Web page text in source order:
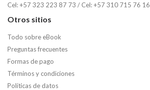
Cel: +57 323 223 87 73 / Cel: +57 310 715 76 16
Otros sitios
Todo sobre eBook
Preguntas frecuentes
Formas de pago
Términos y condiciones
Políticas de datos